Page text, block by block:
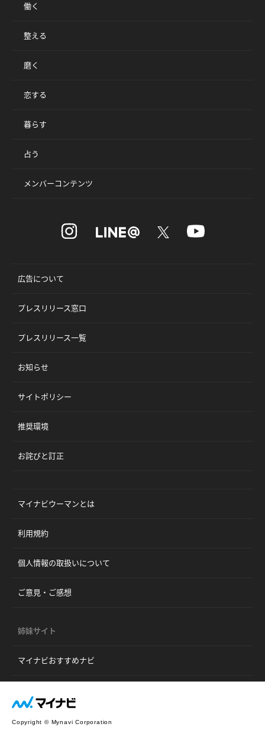
働く
整える
磨く
恋する
暮らす
占う
メンバーコンテンツ
広告について
プレスリリース窓口
プレスリリース一覧
お知らせ
サイトポリシー
推奨環境
お詫びと訂正
マイナビウーマンとは
利用規約
個人情報の取扱いについて
ご意見・ご感想
姉妹サイト
マイナビおすすめナビ
Copyright © Mynavi Corporation